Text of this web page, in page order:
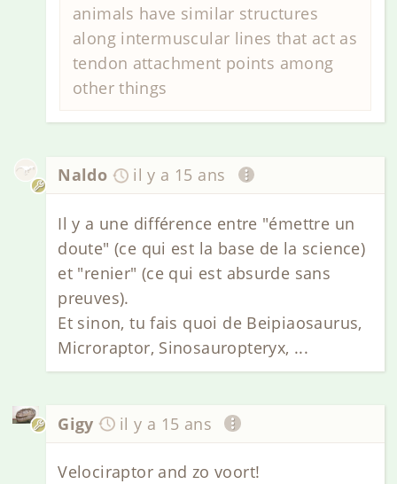
animals have similar structures
along intermuscular lines that act as
tendon attachment points among
other things
Naldo il y a 15 ans
Il y a une différence entre "émettre un
doute" (ce qui est la base de la science)
et "renier" (ce qui est absurde sans
preuves).
Et sinon, tu fais quoi de Beipiaosaurus,
Microraptor, Sinosauropteryx, ...
Gigy il y a 15 ans
Velociraptor and zo voort!